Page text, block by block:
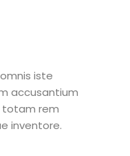
iste
accusantium
totam rem
inventore.